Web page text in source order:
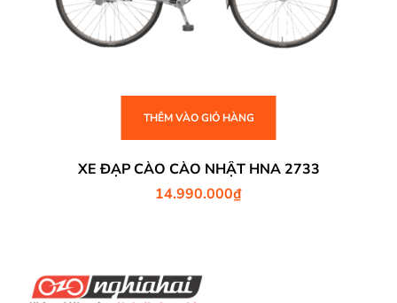
THÊM VÀO GIỎ HÀNG
XE ĐẠP CÀO CÀO NHẬT HNA 2733
14.990.000₫